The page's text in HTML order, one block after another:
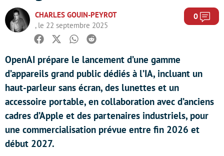
CHARLES GOUIN-PEYROT
, le 22 septembre 2025
0
Facebook
TwitterWhatsapp
Reddit
OpenAI prépare le lancement d’une gamme
d’appareils grand public dédiés à l’IA, incluant un
haut-parleur sans écran, des lunettes et un
accessoire portable, en collaboration avec d’anciens
cadres d’Apple et des partenaires industriels, pour
une commercialisation prévue entre fin 2026 et
début 2027.